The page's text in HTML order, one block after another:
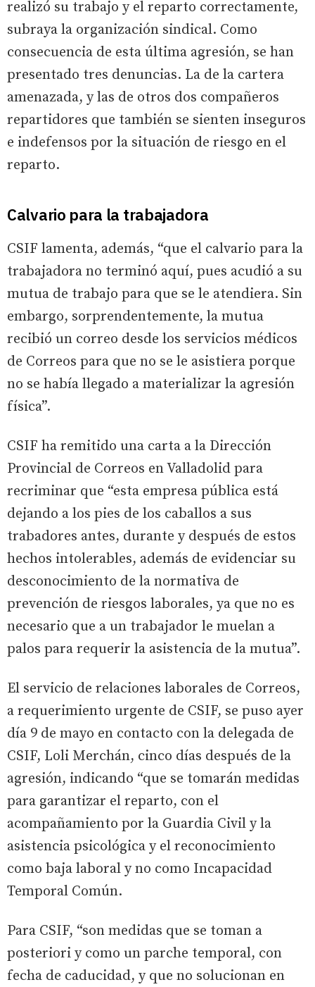
realizó su trabajo y el reparto correctamente,
subraya la organización sindical. Como
consecuencia de esta última agresión, se han
presentado tres denuncias. La de la cartera
amenazada, y las de otros dos compañeros
repartidores que también se sienten inseguros
e indefensos por la situación de riesgo en el
reparto.
Calvario para la trabajadora
CSIF lamenta, además, “que el calvario para la
trabajadora no terminó aquí, pues acudió a su
mutua de trabajo para que se le atendiera. Sin
embargo, sorprendentemente, la mutua
recibió un correo desde los servicios médicos
de Correos para que no se le asistiera porque
no se había llegado a materializar la agresión
física”.
CSIF ha remitido una carta a la Dirección
Provincial de Correos en Valladolid para
recriminar que “esta empresa pública está
dejando a los pies de los caballos a sus
trabadores antes, durante y después de estos
hechos intolerables, además de evidenciar su
desconocimiento de la normativa de
prevención de riesgos laborales, ya que no es
necesario que a un trabajador le muelan a
palos para requerir la asistencia de la mutua”.
El servicio de relaciones laborales de Correos,
a requerimiento urgente de CSIF, se puso ayer
día 9 de mayo en contacto con la delegada de
CSIF, Loli Merchán, cinco días después de la
agresión, indicando “que se tomarán medidas
para garantizar el reparto, con el
acompañamiento por la Guardia Civil y la
asistencia psicológica y el reconocimiento
como baja laboral y no como Incapacidad
Temporal Común.
Para CSIF, “son medidas que se toman a
posteriori y como un parche temporal, con
fecha de caducidad, y que no solucionan en